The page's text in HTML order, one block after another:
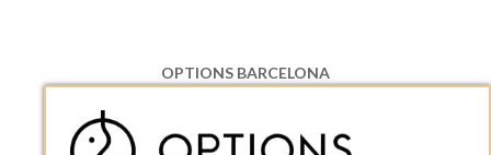
OPTIONS BARCELONA
08130 Santa Perpetua de Moguda, Barcelona
ESPAñA